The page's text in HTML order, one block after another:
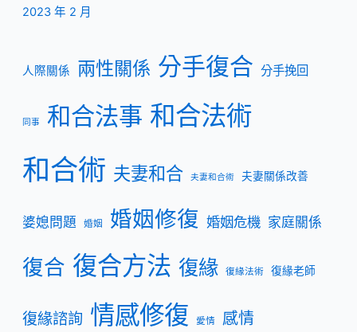
2023 年 2 月
人際關係 兩性關係 分手復合 分手挽回
同事 和合法事 和合法術
和合術 夫妻和合 夫妻和合術 夫妻關係改善
婆媳問題 婚姻 婚姻修復 婚姻危機 家庭關係
復合 復合方法 復緣 復緣法術 復緣老師
復緣諮詢 情感修復 愛情 感情